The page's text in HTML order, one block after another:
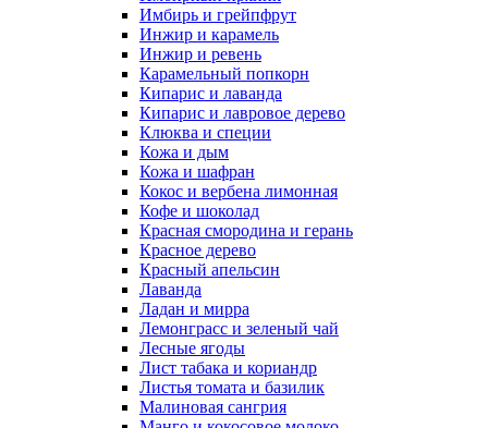
Имбирь и грейпфрут
Инжир и карамель
Инжир и ревень
Карамельный попкорн
Кипарис и лаванда
Кипарис и лавровое дерево
Клюква и специи
Кожа и дым
Кожа и шафран
Кокос и вербена лимонная
Кофе и шоколад
Красная смородина и герань
Красное дерево
Красный апельсин
Лаванда
Ладан и мирра
Лемонграсс и зеленый чай
Лесные ягоды
Лист табака и кориандр
Листья томата и базилик
Малиновая сангрия